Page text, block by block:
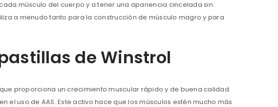
músculo del cuerpo y a tener una apariencia cincelada sin
a menudo tanto para la construcción de músculo magro y para
de Winstrol
proporciona un crecimiento muscular rápido y de buena calidad.
el uso de AAS. Este activo hace que los músculos estén mucho más